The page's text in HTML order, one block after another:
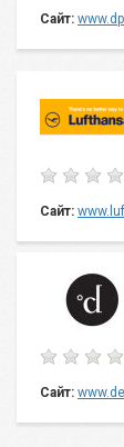
Сайт:
Сайт:
Сайт: